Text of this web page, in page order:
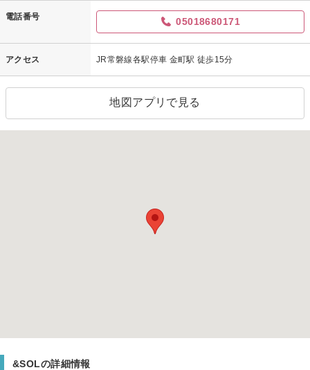
電話番号 05018680171
アクセス JR常磐線各駅停車 金町駅 徒歩15分
地図アプリで見る
&SOLの詳細情報